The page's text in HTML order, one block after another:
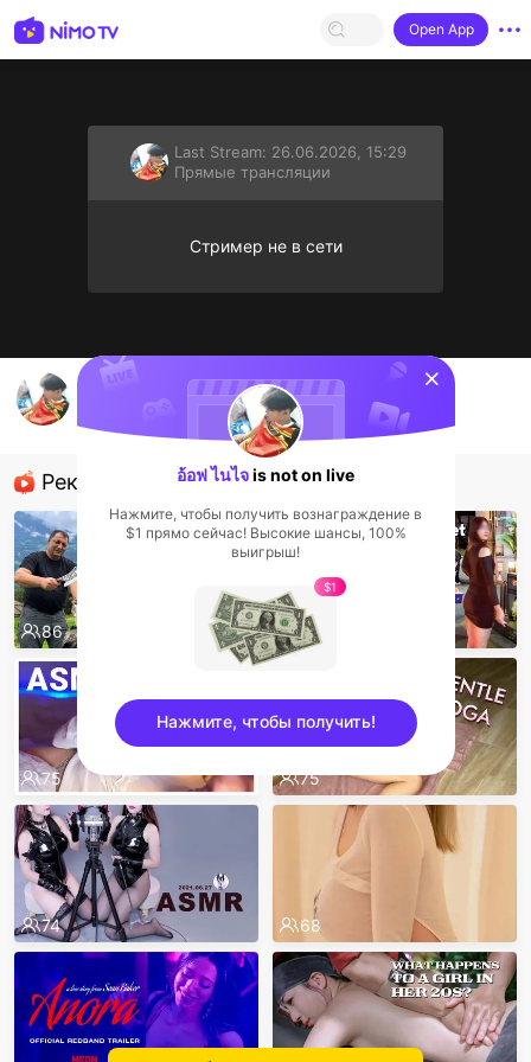
Open App
Last Stream: 26.06.2026, 15:29
Прямые трансляции
Стример не в сети
มาคุยกันค่าบ
Прямые трансляции
Рекомендованные стримеры
86 80
75 75
74 68
sentinelStart
อ้อฟ ไนไจis not on live
Нажмите, чтобы получить вознаграждение в
$1 прямо сейчас! Высокие шансы, 100%
выигрыш!
$1
Нажмите, чтобы получить!
sentinelEnd